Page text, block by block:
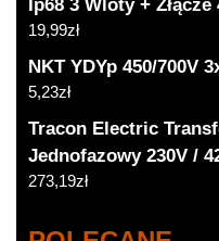
Ip68 3 Wloty +
19,99zł
NKT YDYp 450/700V
5,23zł
Tracon Electric
Jednofazowy 230V /
273,19zł